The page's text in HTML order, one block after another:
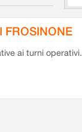
FROSINONE
ai turni operativi.